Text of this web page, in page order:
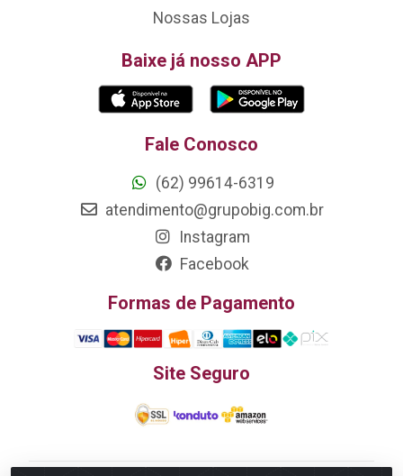
Nossas Lojas
Baixe já nosso APP
Fale Conosco
(62) 99614-6319
atendimento@grupobig.com.br
Instagram
Facebook
Formas de Pagamento
Site Seguro